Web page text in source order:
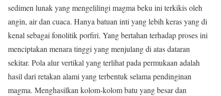
sedimen lunak yang mengelilingi magma beku ini terkikis oleh
angin, air dan cuaca. Hanya batuan inti yang lebih keras yang di
kenal sebagai fonolitik porfiri. Yang bertahan terhadap proses ini
menciptakan menara tinggi yang menjulang di atas dataran
sekitar. Pola alur vertikal yang terlihat pada permukaan adalah
hasil dari retakan alami yang terbentuk selama pendinginan
magma. Menghasilkan kolom-kolom batu yang besar dan